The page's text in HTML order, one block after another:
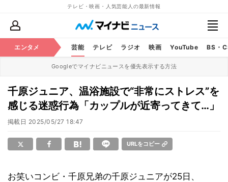
テレビ・映画・人気芸能人の最新情報
エンタメ 芸能 テレビ ラジオ 映画 YouTube BS・
Googleでマイナビニュースを優先表示する方法
千原ジュニア、温浴施設で“非常にストレス”を
感じる迷惑行為「カップルが近寄ってきて…」
掲載日 2025/05/27 18:47
URLをコピー
お笑いコンビ・千原兄弟の千原ジュニアが25日、